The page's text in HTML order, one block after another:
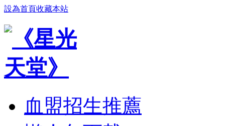
設為首頁收藏本站
血盟招生推薦